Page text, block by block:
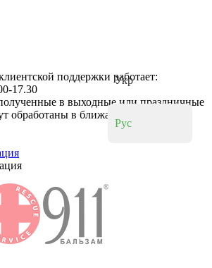
Укр
Рус
поддержки работает:
17.30
в выходные или праздничные
обработаны в ближайший рабочий